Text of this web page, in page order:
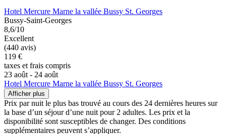
Hotel Mercure Marne la vallée Bussy St. Georges
Bussy-Saint-Georges
8,6/10
Excellent
(440 avis)
119 €
taxes et frais compris
23 août - 24 août
Hotel Mercure Marne la vallée Bussy St. Georges
Afficher plus
Prix par nuit le plus bas trouvé au cours des 24 dernières heures sur
la base d’un séjour d’une nuit pour 2 adultes. Les prix et la
disponibilité sont susceptibles de changer. Des conditions
supplémentaires peuvent s’appliquer.